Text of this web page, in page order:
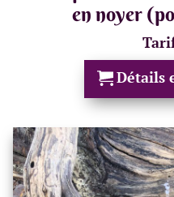
en noyer
Détails